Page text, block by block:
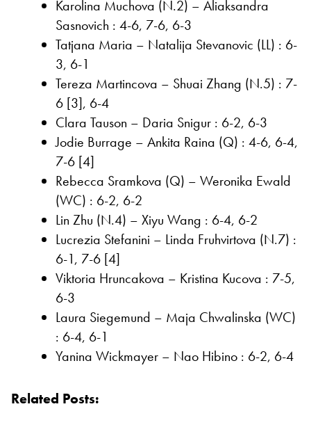
Karolina Muchova (N.2) – Aliaksandra
Sasnovich : 4-6, 7-6, 6-3
Tatjana Maria – Natalija Stevanovic (LL) : 6-
3, 6-1
Tereza Martincova – Shuai Zhang (N.5) : 7-
6 [3], 6-4
Clara Tauson – Daria Snigur : 6-2, 6-3
Jodie Burrage – Ankita Raina (Q) : 4-6, 6-4,
7-6 [4]
Rebecca Sramkova (Q) – Weronika Ewald
(WC) : 6-2, 6-2
Lin Zhu (N.4) – Xiyu Wang : 6-4, 6-2
Lucrezia Stefanini – Linda Fruhvirtova (N.7) :
6-1, 7-6 [4]
Viktoria Hruncakova – Kristina Kucova : 7-5,
6-3
Laura Siegemund – Maja Chwalinska (WC)
: 6-4, 6-1
Yanina Wickmayer – Nao Hibino : 6-2, 6-4
Related Posts: